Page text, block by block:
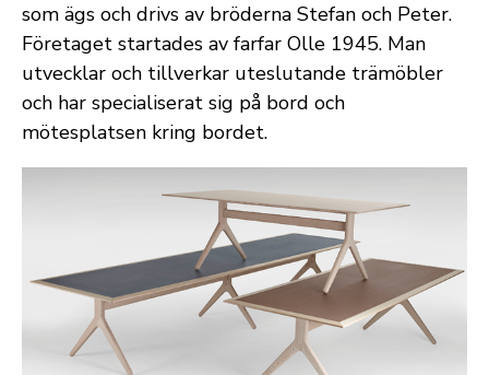
som ägs och drivs av bröderna Stefan och Peter.
Företaget startades av farfar Olle 1945. Man
utvecklar och tillverkar uteslutande trämöbler
och har specialiserat sig på bord och
mötesplatsen kring bordet.